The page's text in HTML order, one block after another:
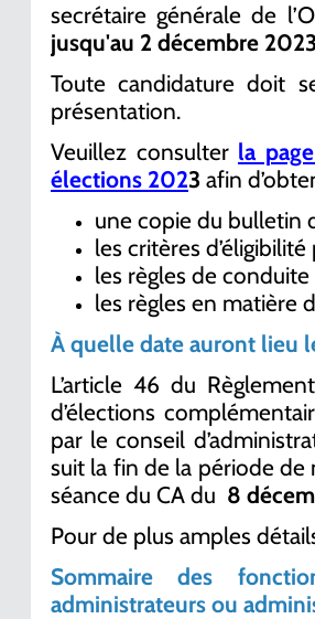
secrétaire générale de
jusqu'au 2 décembre
Toute candidature doit
présentation.
Veuillez consulter la
élections 2023 afin
une copie du bulletin
les critères
les règles de
les règles en matière
À quelle date auront lieu
L’article 46 du
d’élections
par le conseil
suit la fin de la période de
séance du CA du 8
Pour de plus amples
Sommaire des
administrateurs ou